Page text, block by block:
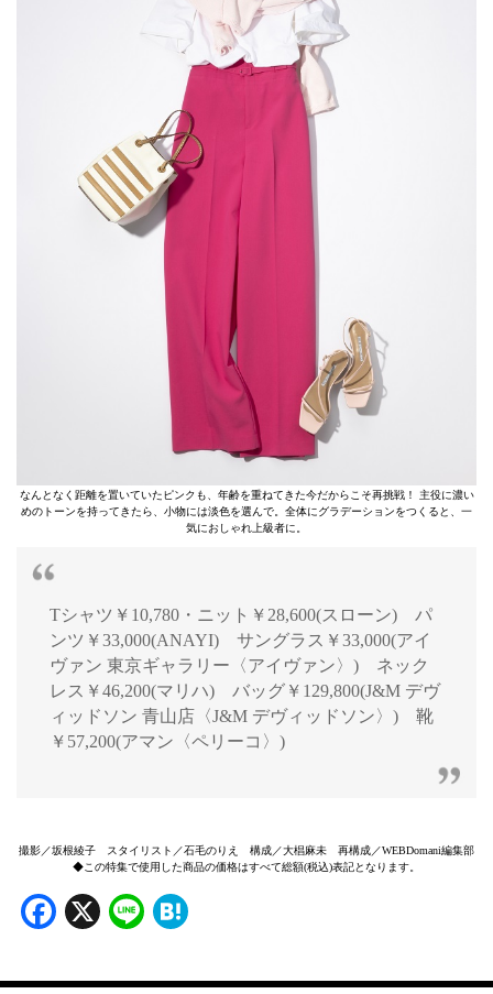
なんとなく距離を置いていたピンクも、年齢を重ねてきた今だからこそ再挑戦！ 主役に濃い
めのトーンを持ってきたら、小物には淡色を選んで。全体にグラデーションをつくると、一
気におしゃれ上級者に。
Tシャツ￥10,780・ニット￥28,600(スローン) パ
ンツ￥33,000(ANAYI) サングラス￥33,000(アイ
ヴァン 東京ギャラリー〈アイヴァン〉) ネック
レス￥46,200(マリハ) バッグ￥129,800(J&M デヴ
ィッドソン 青山店〈J&M デヴィッドソン〉) 靴
￥57,200(アマン〈ペリーコ〉)
撮影／坂根綾子 スタイリスト／石毛のりえ 構成／大椙麻未 再構成／WEBDomani編集部
◆この特集で使用した商品の価格はすべて総額(税込)表記となります。
Facebook
X Line